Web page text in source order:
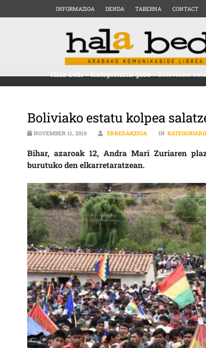
INFORMAZIOA DENDA TABERNA CONTACT
Hala Bedi>Kategoriarik gabe>Boliviako
Boliviako estatu kolpea
NOVEMBER 11, 2019 ERREDAKZIOA IN
Bihar, azaroak 12, Andra Mari Zuriaren
burutuko den elkarretaratzean.